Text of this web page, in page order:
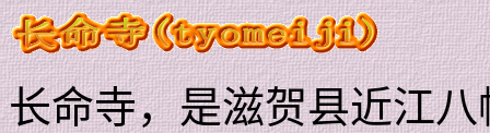
长命寺，是滋贺县近江